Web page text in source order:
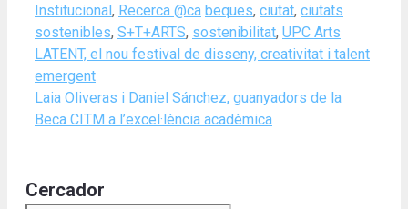
Categories
Institucional , Recerca @ca Tags
beques, ciutat, ciutats
sostenibles, S+T+ARTS, sostenibilitat, UPC Arts
LATENT, el nou festival de disseny, creativitat i talent
emergent
Laia Oliveras i Daniel Sánchez, guanyadors de la
Beca CITM a l’excel·lència acadèmica
Cercador